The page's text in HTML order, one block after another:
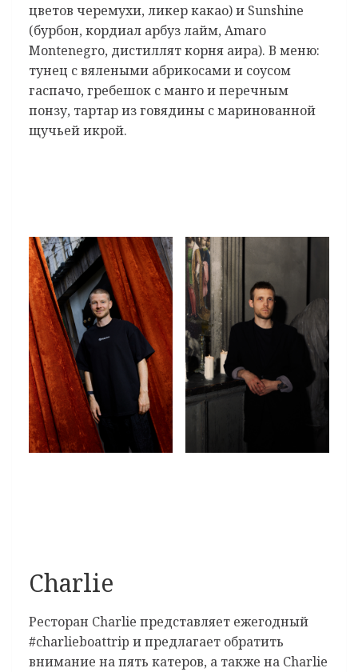
цветов черемухи, ликер какао) и Sunshine
(бурбон, кордиал арбуз лайм, Amaro
Montenegro, дистиллят корня аира). В меню:
тунец с вялеными абрикосами и соусом
гаспачо, гребешок с манго и перечным
понзу, тартар из говядины с маринованной
щучьей икрой.
Charlie
Ресторан Charlie представляет ежегодный
#charlieboattrip и предлагает обратить
внимание на пять катеров, а также на Charlie